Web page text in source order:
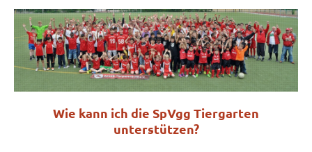
Wie kann ich die SpVgg Tiergarten
unterstützen?